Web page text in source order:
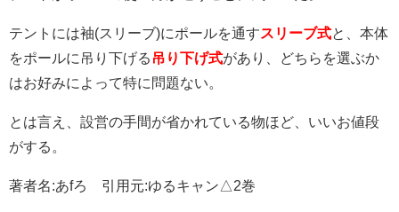
テントには袖(スリーブ)にポールを通すスリーブ式と、本体
をポールに吊り下げる 吊り下げ式があり、どちらを選ぶか
はお好みによって特に問題ない。
とは言え、設営の手間が省かれている物ほど、いいお値段
がする。
著者名:あfろ 引用元:ゆるキャン△2巻